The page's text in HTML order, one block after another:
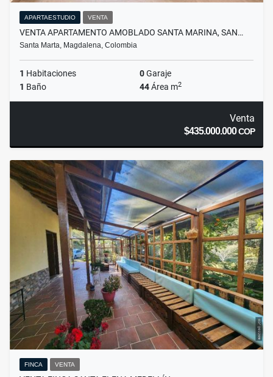
APARTAESTUDIO VENTA
VENTA APARTAMENTO AMOBLADO SANTA MARINA, SAN…
Santa Marta, Magdalena, Colombia
1 Habitaciones 0Garaje
1 Baño 44Área m2
Venta
$435.000.000COP
FINCA VENTA